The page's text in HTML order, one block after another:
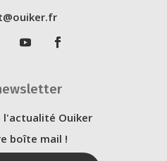
l'actualité Ouiker
boîte mail !